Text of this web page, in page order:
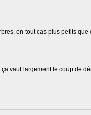
en tout cas plus petits que
vaut largement le coup de